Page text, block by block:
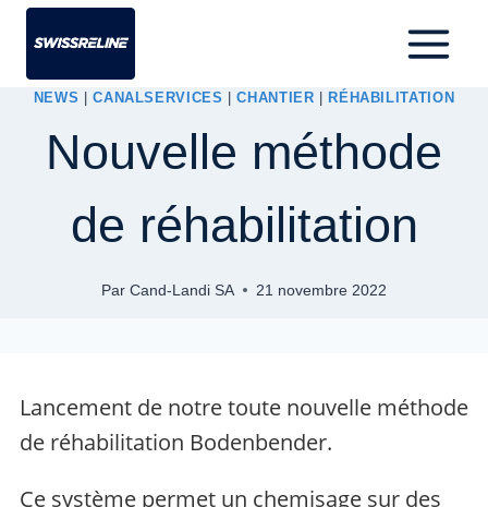
NEWS |CANALSERVICES |CHANTIER RÉHABILITATION
Nouvelle méthode
de réhabilitation
Par Cand-Landi SA 21 novembre 2022
Lancement de notre toute nouvelle méthode
de réhabilitation Bodenbender.
Ce système permet un chemisage sur des